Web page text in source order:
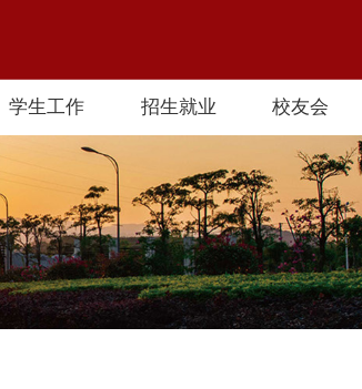
学生工作 招生就业 校友会